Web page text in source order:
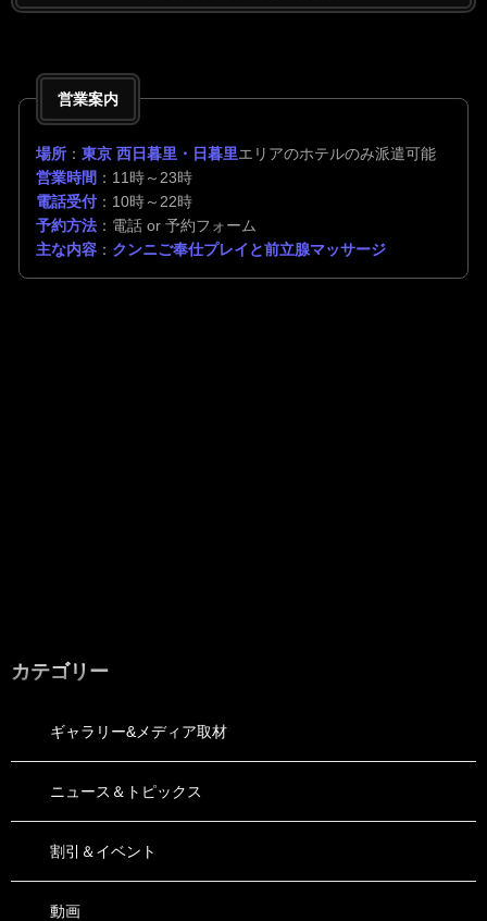
営業案内
場所 ： 東京 西日暮里・日暮里エリアのホテルのみ派遣可能
営業時間 ：11時～23時
電話受付：10時～22時
予約方法 ：電話 or 予約フォーム
主な内容 ： クンニご奉仕プレイと前立腺マッサージ
カテゴリー
ギャラリー&メディア取材
ニュース＆トピックス
割引＆イベント
動画